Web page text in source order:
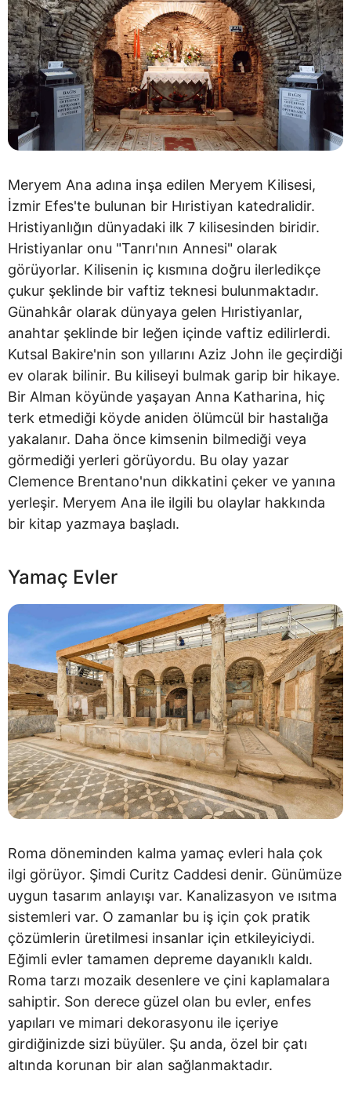
Meryem Ana adına inşa edilen Meryem Kilisesi,
İzmir Efes'te bulunan bir Hıristiyan katedralidir.
Hristiyanlığın dünyadaki ilk 7 kilisesinden biridir.
Hristiyanlar onu "Tanrı'nın Annesi" olarak
görüyorlar. Kilisenin iç kısmına doğru ilerledikçe
çukur şeklinde bir vaftiz teknesi bulunmaktadır.
Günahkâr olarak dünyaya gelen Hıristiyanlar,
anahtar şeklinde bir leğen içinde vaftiz edilirlerdi.
Kutsal Bakire'nin son yıllarını Aziz John ile geçirdiği
ev olarak bilinir. Bu kiliseyi bulmak garip bir hikaye.
Bir Alman köyünde yaşayan Anna Katharina, hiç
terk etmediği köyde aniden ölümcül bir hastalığa
yakalanır. Daha önce kimsenin bilmediği veya
görmediği yerleri görüyordu. Bu olay yazar
Clemence Brentano'nun dikkatini çeker ve yanına
yerleşir. Meryem Ana ile ilgili bu olaylar hakkında
bir kitap yazmaya başladı.
Yamaç Evler
Roma döneminden kalma yamaç evleri hala çok
ilgi görüyor. Şimdi Curitz Caddesi denir. Günümüze
uygun tasarım anlayışı var. Kanalizasyon ve ısıtma
sistemleri var. O zamanlar bu iş için çok pratik
çözümlerin üretilmesi insanlar için etkileyiciydi.
Eğimli evler tamamen depreme dayanıklı kaldı.
Roma tarzı mozaik desenlere ve çini kaplamalara
sahiptir. Son derece güzel olan bu evler, enfes
yapıları ve mimari dekorasyonu ile içeriye
girdiğinizde sizi büyüler. Şu anda, özel bir çatı
altında korunan bir alan sağlanmaktadır.